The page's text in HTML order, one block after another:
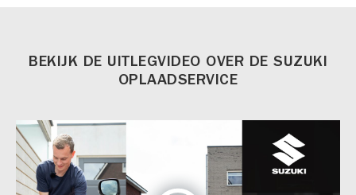
BEKIJK DE UITLEGVIDEO OVER DE SUZUKI
OPLAADSERVICE